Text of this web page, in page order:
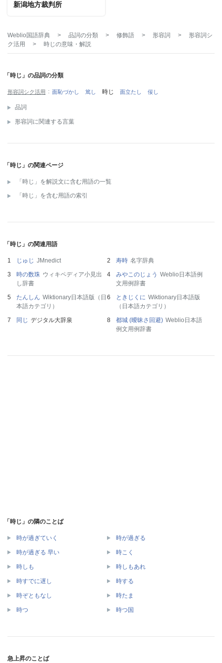
新潟地方裁判所
Weblio国語辞典 > 品詞の分類 > 修飾語 > 形容詞 >
形容詞シ
ク活用
> 時じの意味・解説
「時じ」の品詞の分類
形容詞シク活用 面恥づかし 篤し 時じ 面立たし 佞し
品詞
形容詞に関連する言葉
「時じ」の関連ページ
「時じ」を解説文に含む用語の一覧
「時じ」を含む用語の索引
「時じ」の関連用語
じゅじ JMnedict 寿時 名字辞典
時の数珠 ウィキペディア小見出
し辞書
みやこのじょう Weblio日本語例
文用例辞書
たんしん Wiktionary日本語版（日
本語カテゴリ）
ときじくに Wiktionary日本語版
（日本語カテゴリ）
同じ デジタル大辞泉 都城 (曖昧さ回避) Weblio日本語
例文用例辞書
「時じ」の隣のことば
時が過ぎていく 時が過ぎる
時が過ぎる 早い 時こく
時しも 時しもあれ
時すでに遅し 時する
時ぞともなし 時たま
時つ 時つ国
急上昇のことば